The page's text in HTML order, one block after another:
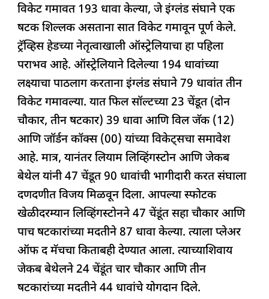
विकेट गमावत 193 धावा केल्या, जे इंग्लंड संघाने एक
षटक शिल्लक असताना सात विकेट गमावून पूर्ण केले.
ट्रॅव्हिस हेडच्या नेतृत्वाखाली ऑस्ट्रेलियाचा हा पहिला
पराभव आहे. ऑस्ट्रेलियाने दिलेल्या 194 धावांच्या
लक्ष्याचा पाठलाग करताना इंग्लंड संघाने 79 धावांत तीन
विकेट गमावल्या. यात फिल सॉल्टच्या 23 चेंडूत (दोन
चौकार, तीन षटकार) 39 धावा आणि विल जॅक (12)
आणि जॉर्डन कॉक्स (00) यांच्या विकेट्सचा समावेश
आहे. मात्र, यानंतर लियाम लिव्हिंगस्टोन आणि जेकब
बेथेल यांनी 47 चेंडूत 90 धावांची भागीदारी करत संघाला
दणदणीत विजय मिळवून दिला. आपल्या स्फोटक
खेळीदरम्यान लिव्हिंगस्टोनने 47 चेंडूंत सहा चौकार आणि
पाच षटकारांच्या मदतीने 87 धावा केल्या. त्याला प्लेअर
ऑफ द मॅचचा किताबही देण्यात आला. त्याच्याशिवाय
जेकब बेथेलने 24 चेंडूंत चार चौकार आणि तीन
षटकारांच्या मदतीने 44 धावांचे योगदान दिले.